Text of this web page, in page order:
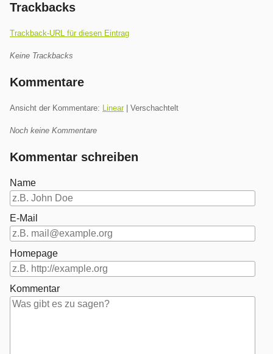
Trackbacks
Trackback-URL für diesen Eintrag
Keine Trackbacks
Kommentare
Ansicht der Kommentare: Linear| Verschachtelt
Noch keine Kommentare
Kommentar schreiben
Name
E-Mail
Homepage
Kommentar